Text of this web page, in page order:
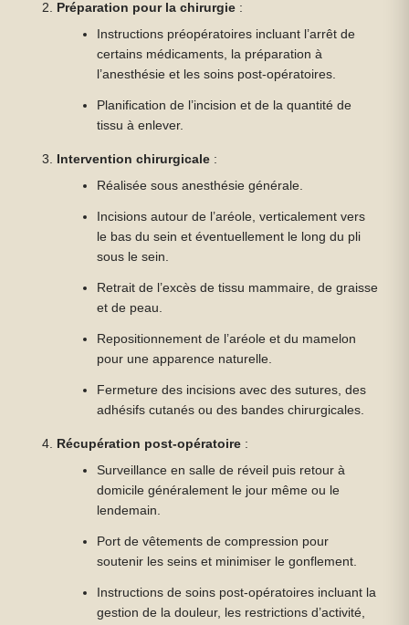
Préparation pour la chirurgie :
Instructions préopératoires incluant l’arrêt de
certains médicaments, la préparation à
l’anesthésie et les soins post-opératoires.
Planification de l’incision et de la quantité de
tissu à enlever.
Intervention chirurgicale :
Réalisée sous anesthésie générale.
Incisions autour de l’aréole, verticalement vers
le bas du sein et éventuellement le long du pli
sous le sein.
Retrait de l’excès de tissu mammaire, de graisse
et de peau.
Repositionnement de l’aréole et du mamelon
pour une apparence naturelle.
Fermeture des incisions avec des sutures, des
adhésifs cutanés ou des bandes chirurgicales.
Récupération post-opératoire :
Surveillance en salle de réveil puis retour à
domicile généralement le jour même ou le
lendemain.
Port de vêtements de compression pour
soutenir les seins et minimiser le gonflement.
Instructions de soins post-opératoires incluant la
gestion de la douleur, les restrictions d’activité,